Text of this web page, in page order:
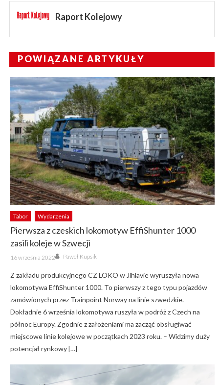
Raport Kolejowy
POWIĄZANE ARTYKUŁY
Tabor Wydarzenia
Pierwsza z czeskich lokomotyw EffiShunter 1000
zasili koleje w Szwecji
Posted
on
16 września 2022 Author
Paweł Kupsik
Z zakładu produkcyjnego CZ LOKO w Jihlavie wyruszyła nowa
lokomotywa EffiShunter 1000. To pierwszy z tego typu pojazdów
zamówionych przez Trainpoint Norway na linie szwedzkie.
Dokładnie 6 września lokomotywa ruszyła w podróż z Czech na
północ Europy. Zgodnie z założeniami ma zacząć obsługiwać
miejscowe linie kolejowe w początkach 2023 roku. – Widzimy duży
potencjał rynkowy […]